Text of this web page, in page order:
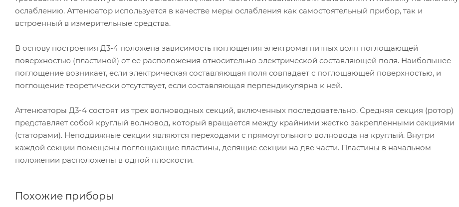
ослаблению. Аттенюатор используется в качестве меры ослабления как самостоятельный прибор, так и
встроенный в измерительные средства.
В основу построения Д3-4 положена зависимость поглощения электромагнитных волн поглощающей
поверхностью (пластиной) от ее расположения относительно электрической составляющей поля. Наибольшее
поглощение возникает, если электрическая составляющая поля совпадает с поглощающей поверхностью, и
поглощение теоретически отсутствует, если составляющая перпендикулярна к ней.
Аттенюаторы Д3-4 состоят из трех волноводных секций, включенных последовательно. Средняя секция (ротор)
представляет собой круглый волновод, который вращается между крайними жестко закрепленными секциями
(статорами). Неподвижные секции являются переходами с прямоугольного волновода на круглый. Внутри
каждой секции помещены поглощающие пластины, делящие секции на две части. Пластины в начальном
положении расположены в одной плоскости.
Похожие приборы